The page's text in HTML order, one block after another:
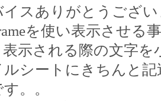
イスありがとうござ
を使い表示させる
示される際の文字
ルシートにきちんと
。。